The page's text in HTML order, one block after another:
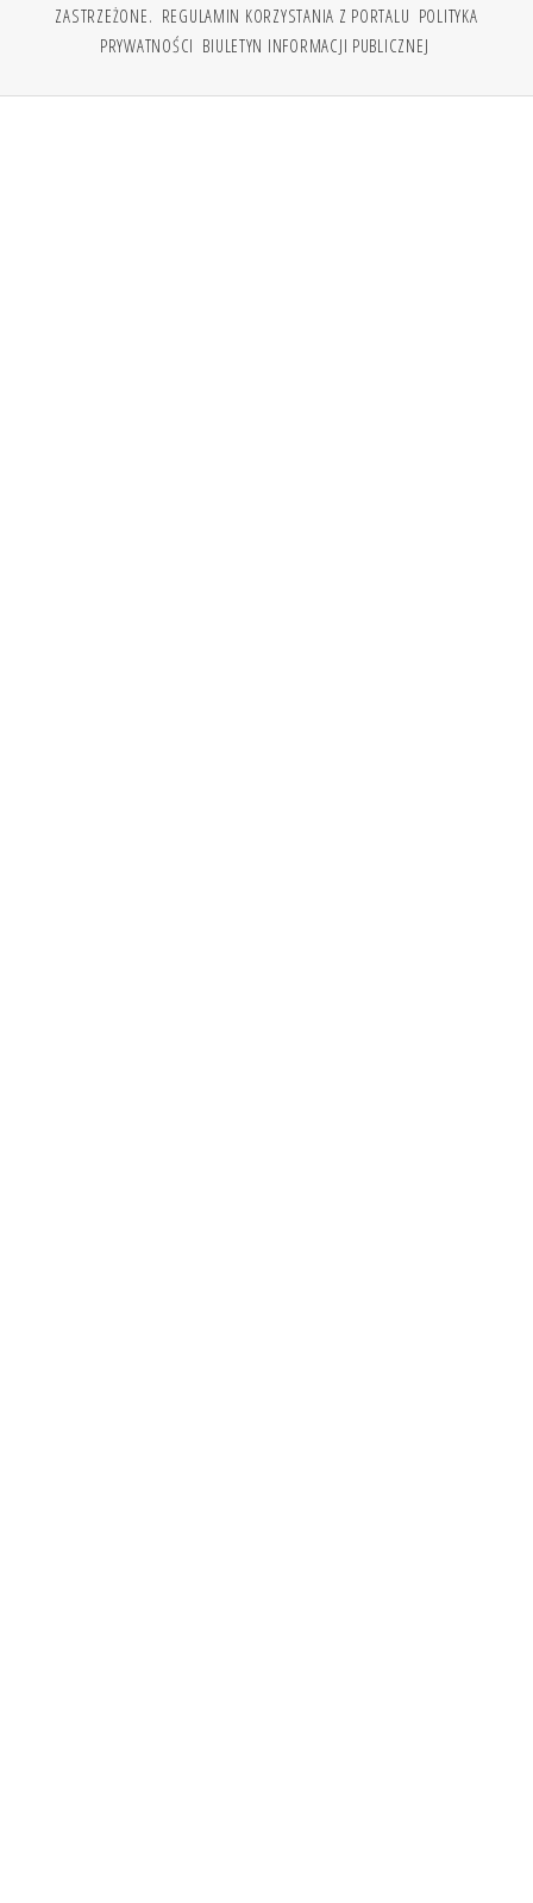
ZASTRZEŻONE. REGULAMIN KORZYSTANIA Z PORTALU POLITYKA
PRYWATNOŚCI BIULETYN INFORMACJI PUBLICZNEJ